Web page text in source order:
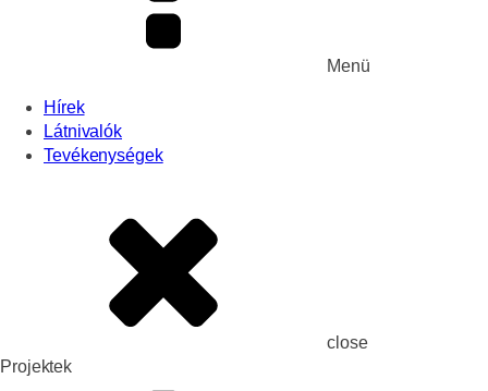
Menü
Hírek
Látnivalók
Tevékenységek
close
Projektek